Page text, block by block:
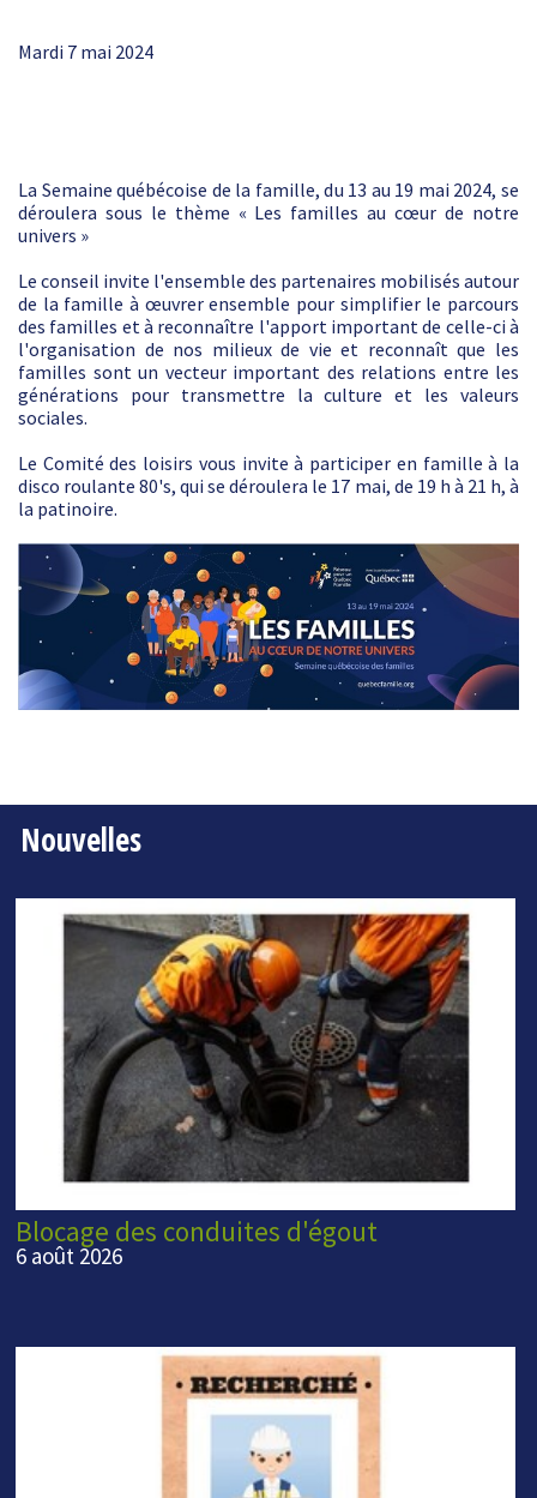
Mardi 7 mai 2024
La Semaine québécoise de la famille, du 13 au 19 mai 2024, se
déroulera sous le thème « Les familles au cœur de notre
univers »
Le conseil invite l'ensemble des partenaires mobilisés autour
de la famille à œuvrer ensemble pour simplifier le parcours
des familles et à reconnaître l'apport important de celle-ci à
l'organisation de nos milieux de vie et reconnaît que les
familles sont un vecteur important des relations entre les
générations pour transmettre la culture et les valeurs
sociales.
Le Comité des loisirs vous invite à participer en famille à la
disco roulante 80's, qui se déroulera le 17 mai, de 19 h à 21 h, à
la patinoire.
Nouvelles
Blocage des conduites d'égout
6 août 2026